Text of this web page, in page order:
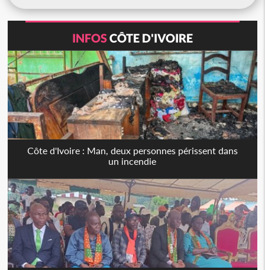
INFOSCÔTE D'IVOIRE
Côte d'Ivoire : Man, deux personnes périssent dans
un incendie